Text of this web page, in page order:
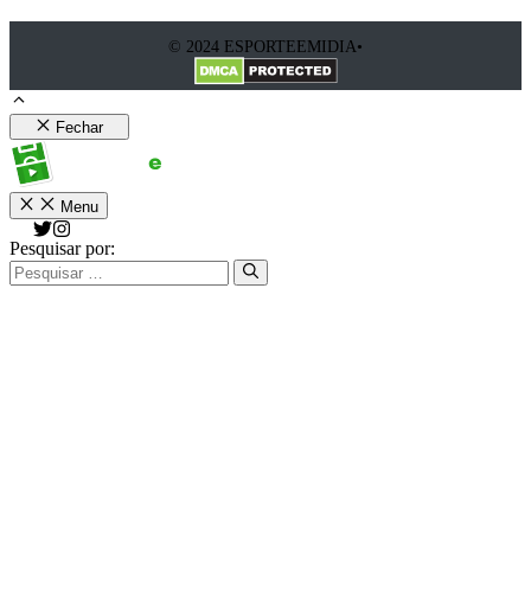
© 2024 ESPORTEEMIDIA•
Fechar
Menu
Pesquisar por: